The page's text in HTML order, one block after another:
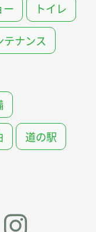
ー トイレ
テナンス
道の駅